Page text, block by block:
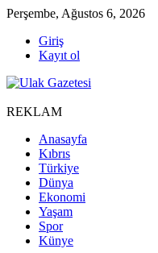
Perşembe, Ağustos 6, 2026
Giriş
Kayıt ol
REKLAM
Anasayfa
Kıbrıs
Türkiye
Dünya
Ekonomi
Yaşam
Spor
Künye